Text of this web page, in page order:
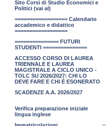
Sito Corsi di Studio Economici e
Politici (vai al)
================== Calendario
accademico e didattico
==================
=============== FUTURI
STUDENTI ===============
ACCESSO CORSO DI LAUREA
TRIENNALE E LAUREA
MAGISTRALE A CICLO UNICO -
TOLC SU 2026/2027: CHI LO
DEVE FARE E CHI È ESONERATO
SCADENZE A.A. 2026/2027
Verifica preparazione iniziale
lingua inglese